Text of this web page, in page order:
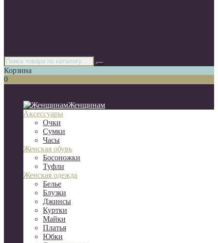
Корзина
0
Женщинам
Аксессуары
Очки
Сумки
Часы
Женская обувь
Босоножки
Туфли
Женская одежда
Белье
Блузки
Джинсы
Куртки
Майки
Платья
Юбки